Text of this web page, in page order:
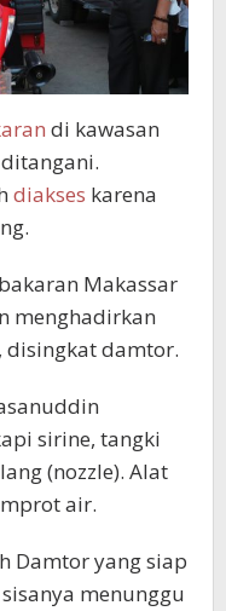
di kawasan
diakses karena
Makassar
menghadirkan
disingkat damtor.
sirine, tangki
(nozzle). Alat
air.
Damtor yang siap
menunggu